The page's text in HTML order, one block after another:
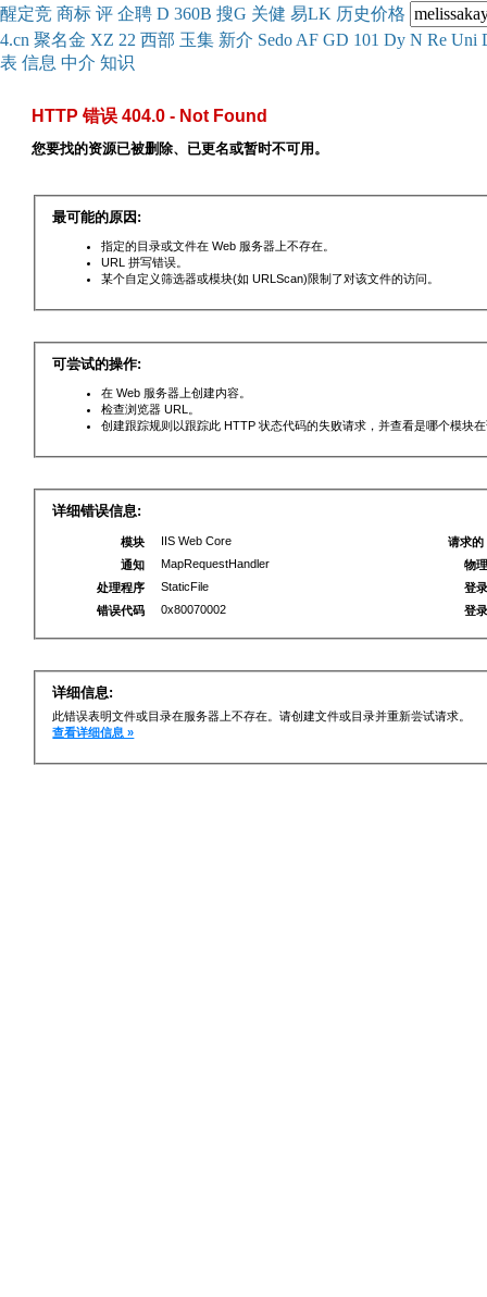
醒定竞 商标 评 企聘 D 360B 搜G 关健 易LK 历史价格
4.cn 聚名金 XZ 22 西部 玉集 新介 Sedo AF GD 101 Dy N Re Uni
表 信息 中介 知识